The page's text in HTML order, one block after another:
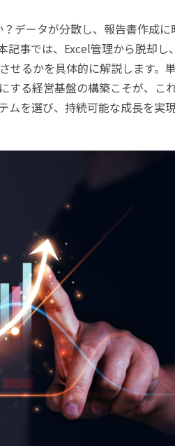
データが分散し、報告書作成に
事では、Excel管理から脱却し
せるかを具体的に解説します。
する経営基盤の構築こそが、こ
ムを選び、持続可能な成長を実